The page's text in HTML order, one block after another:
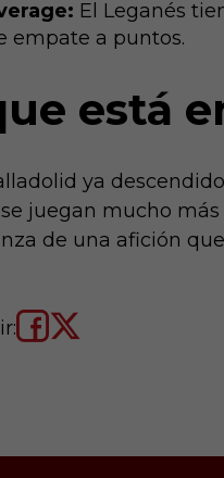
El Leganés
empate a puntos.
está
ya
juegan mucho
de una afición